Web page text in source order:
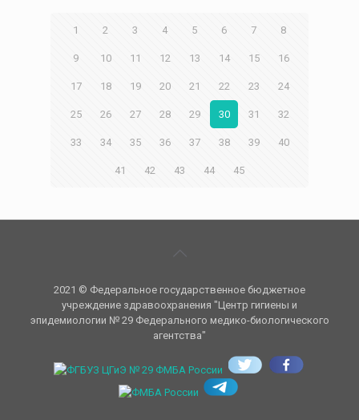
1 2 3 4 5 6 7 8
9 10 11 12 13 14 15 16
17 18 19 20 21 22 23 24
25 26 27 28 29 30 31 32
33 34 35 36 37 38 39 40
41 42 43 44 45
2021 © Федеральное государственное бюджетное
учреждение здравоохранения "Центр гигиены и
эпидемиологии № 29 Федерального медико-биологического
агентства"